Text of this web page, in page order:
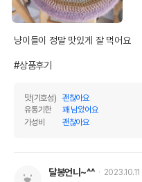
냥이들이 정말 맛있게 잘 먹어요
#상품후기
맛(기호성)
괜찮아요
유통기한
꽤 남았어요
가성비
괜찮아요
달봉언니~^^
2023.10.11